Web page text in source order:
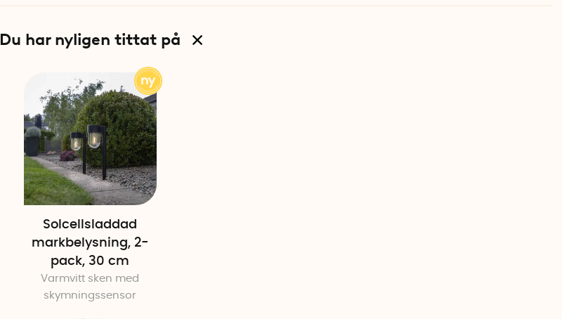
Du har nyligen tittat på
Solcellsladdad
markbelysning, 2-
pack, 30 cm
Varmvitt sken med
skymningssensor